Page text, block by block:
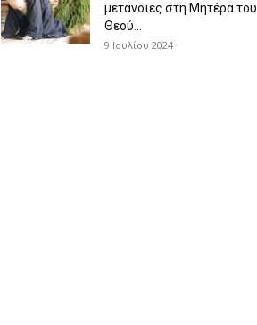
μετάνοιες στη Μητέρα του
Θεού...
9 Ιουλίου 2024